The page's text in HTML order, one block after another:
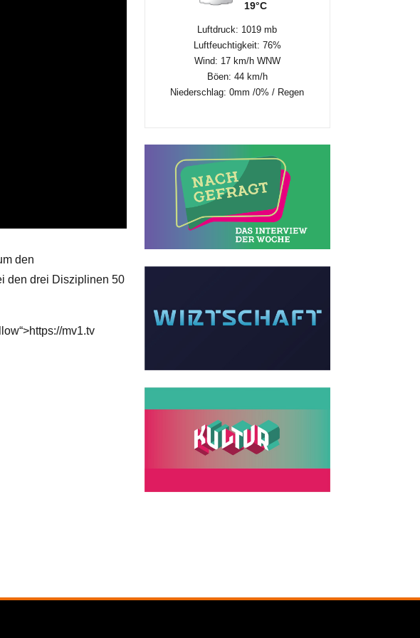
den
den drei Disziplinen 50
mv1.tv
19°C
Luftdruck: 1019 mb
Luftfeuchtigkeit: 76%
Wind: 17 km/h WNW
Böen: 44 km/h
Niederschlag:0mm /0% / Regen